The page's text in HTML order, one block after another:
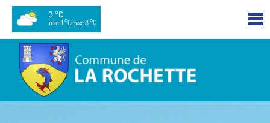
3 °C
min: 1 °Cmax: 8 °C